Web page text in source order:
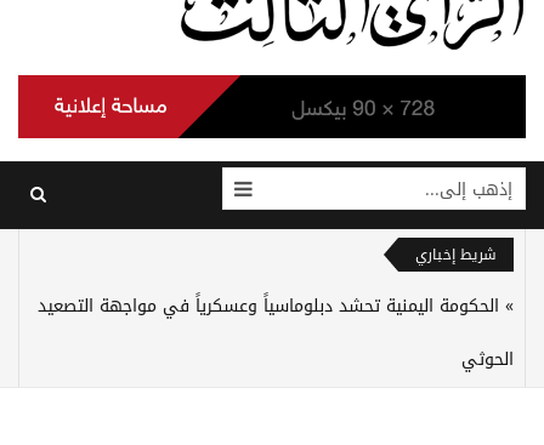
إذهب إلى...
شريط إخباري
الحكومة اليمنية تحشد دبلوماسياً وعسكرياً في مواجهة التصعيد
الحوثي